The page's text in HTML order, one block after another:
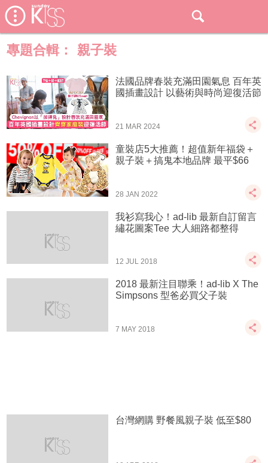
專題合輯： 親子裝
法國品牌春裝充滿田園氣息 百年英
國插畫設計 以藝術與時尚迎復活節
21 MAR 2024
童裝店5大推薦！超值新年福袋＋
親子裝＋搞鬼本地品牌 最平$66
28 JAN 2022
我衫寫我心！ad-lib 最新自訂留言
繡花圖案Tee 大人細路都整得
12 JUL 2018
2018 最新注目聯乘！ad-lib X The
Simpsons 型爸必買父子裝
7 MAY 2018
台灣網購 野餐風親子裝 低至$80